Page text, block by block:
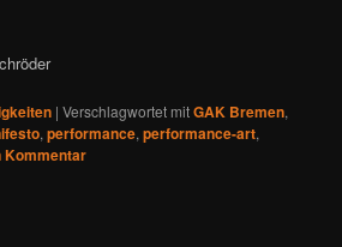
|Verschlagwortet mitGAK Bremen,
,performance,performance-art,
Kommentar